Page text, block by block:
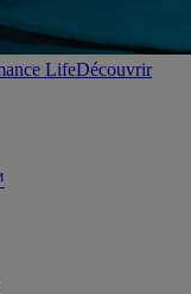
LifeDécouvrir